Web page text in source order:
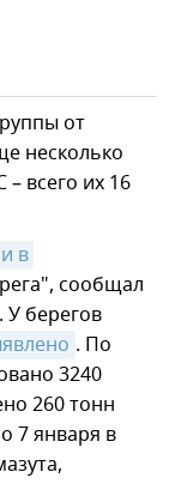
от
несколько
всего их 16
в
сообщал
У берегов
. По
3240
260 тонн
7 января в